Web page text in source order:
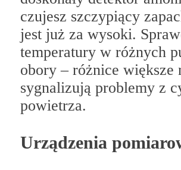
czujesz szczypiący
jest już za wysoki.
temperatury w różnych
obory – różnice większe
sygnalizują problemy z
powietrza.
Urządzenia